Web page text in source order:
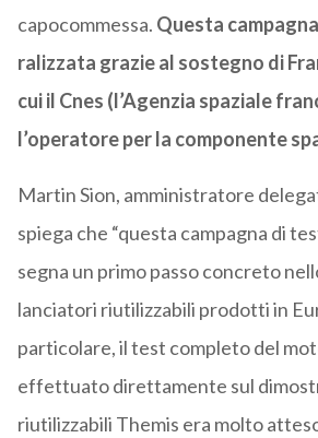
capocommessa. Questa
ralizzata grazie al sostegno di
cui il Cnes (l’Agenzia spaziale
l’operatore per la componente
Martin Sion, amministratore
spiega che “questa campagna di
segna un primo passo concreto
lanciatori riutilizzabili prodotti in
particolare, il test completo del
effettuato direttamente sul
riutilizzabili Themis era molto